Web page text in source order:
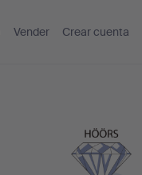
Vender Crear cuenta